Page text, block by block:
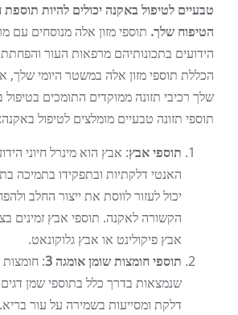
טבעיים לטיפול באקנה יכולים להיות
הטיפוח שלך. תוספי מזון אלה מנוסחים עם
הידועים בתכונותיהם מרפאות העור
הכללת תוספי מזון אלה במשטר היומי שלך,
שלך רכיבי תזונה ממוקדים התומכים
תוספי תזונה טבעיים מומלצים לטיפול באקנה:
תוספי אבץ: אבץ הוא מינרל חיוני
האנטי דלקתיות ובתפקידו בתמיכה
יכול לעזור לווסת את ייצור החלב
הקשורה לאקנה. תוספי אבץ זמינים
אבץ פיקולינט או אבץ גלוקונאט.
תוספי חומצות שומן אומגה 3
שנמצאות בדרך כלל בתוספי שמן
דלקת ומסייעות בשמירה על עור